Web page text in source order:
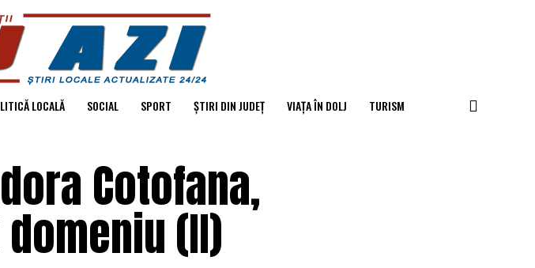
LOCALĂ SOCIAL SPORT ȘTIRI DIN JUDEȚ VIAȚA ÎN DOLJ TURISM
Cotofana,
(II)